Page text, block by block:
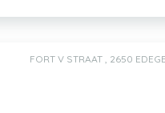
FORT V STRAAT , 2650